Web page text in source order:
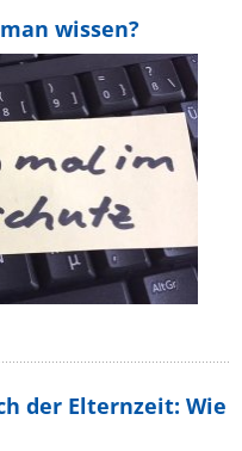
wissen?
der Elternzeit: Wie